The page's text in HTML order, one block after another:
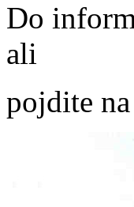
Do
ali
pojdite na